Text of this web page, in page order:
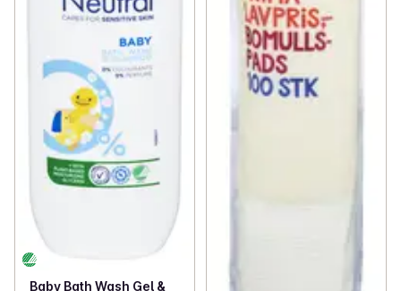
Baby Bath Wash Gel &